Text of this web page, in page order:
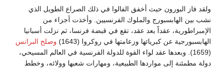
ولقد فاز البورون حيث أخفق الفالوا في ذلك الصراع الطويل الذي
نشب بين الهابسبورج والملوك الفرنسيين. وأخذت أجزاء من
الإمبراطورية، عقداً بعد عقد، تقع في قبضة فرنسا، ثم نزلت أسبانيا
الهابسبورجية عن كبريائها وزعامتها في روكروا (1643)
وصلح البرانس
(1659). وبعدها عقد لواء القوة للدولة الفرنسية في العالم المسيحي،
دولة مطمئنة إلى مواردها الطبيعية، ومهارات شعبها وولائه، وخطط